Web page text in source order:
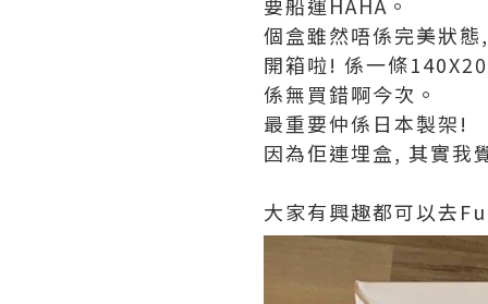
個盒雖然唔係完美狀
開箱啦! 係一條
係無買錯啊今次。
最重要仲係日本製架!
因為佢連埋盒, 其實我
大家有興趣都可以去